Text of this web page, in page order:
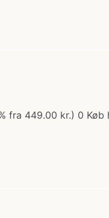
fra 449.00 kr.) 0 Køb